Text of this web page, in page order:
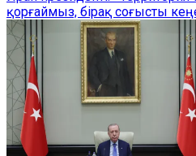
қорғаймыз, бірақ соғысты